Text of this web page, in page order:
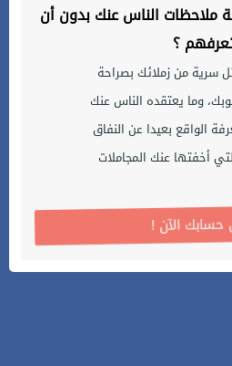
الناس عنك بدون أن
؟
سرية من زملائك بصراحة
وما يعتقده الناس عنك
الواقع بعيدا عن النفاق
أخفتها عنك المجاملات
حسابك الآن